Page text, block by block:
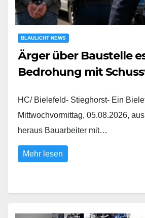
BLAULICHT NEWS
Ärger über Baustelle
Bedrohung mit
HC/ Bielefeld- Stieghorst- Ein
Mittwochvormittag, 05.08.2026,
heraus Bauarbeiter mit…
Mehr lesen